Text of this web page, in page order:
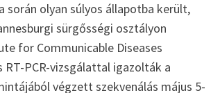
olyan súlyos állapotba került,
sürgősségi osztályon
for Communicable Diseases
PCR-vizsgálattal igazolták a
végzett szekvenálás május 5-